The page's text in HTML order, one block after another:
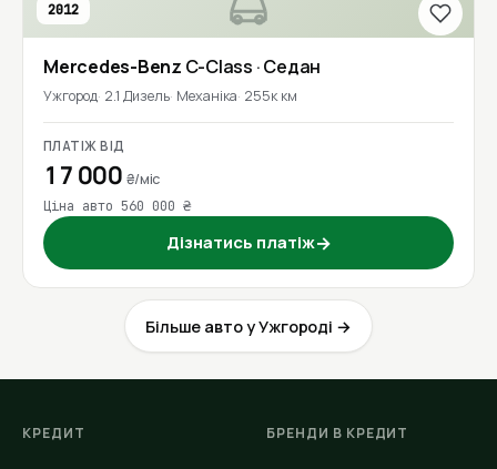
2012
Mercedes-Benz C-Class · Седан
Ужгород 2.1 Дизель Механіка 255к км
ПЛАТІЖ ВІД
17 000 ₴/міс
Ціна авто 560 000 ₴
Дізнатись платіж→
Більше авто у Ужгороді →
КРЕДИТ БРЕНДИ В КРЕДИТ